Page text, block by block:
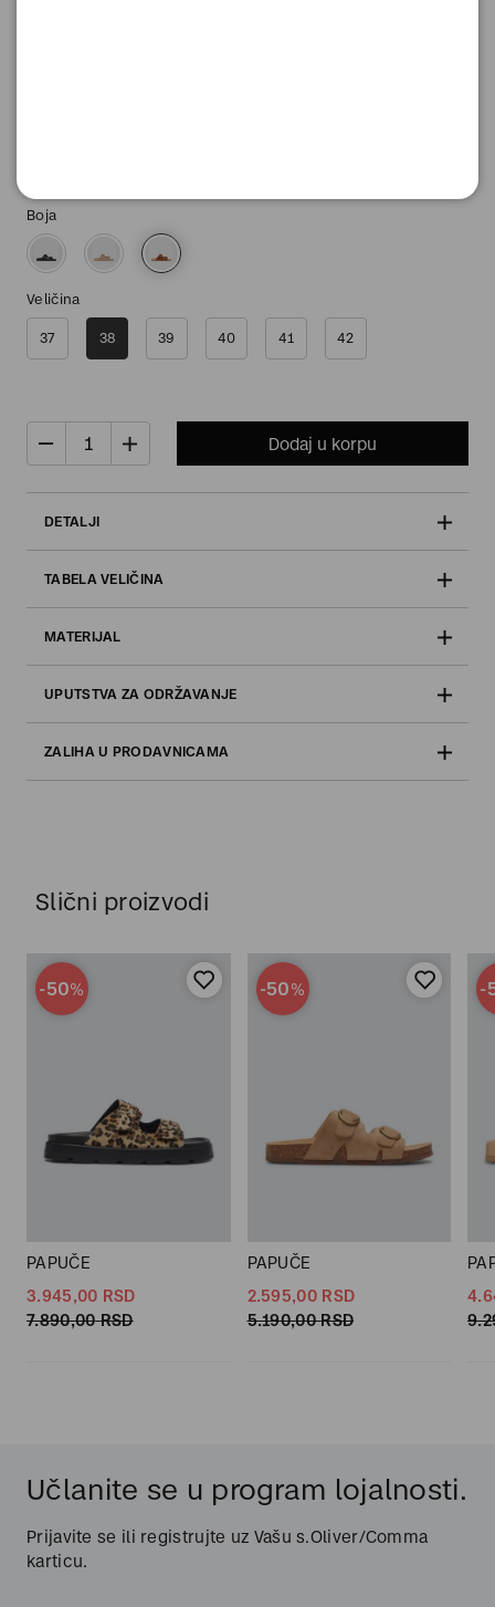
Boja
Veličina
37 38 39 40 41 42
Dodaj u korpu
DETALJI
TABELA VELIČINA
MATERIJAL
UPUTSTVA ZA ODRŽAVANJE
ZALIHA U PRODAVNICAMA
Slični proizvodi
-50%
PAPUČE
3.945,00 RSD
7.890,00 RSD
-50%
PAPUČE
2.595,00 RSD
5.190,00 RSD
-
Učlanite se u program lojalnosti.
Prijavite se ili registrujte uz Vašu s.Oliver/Comma
karticu.